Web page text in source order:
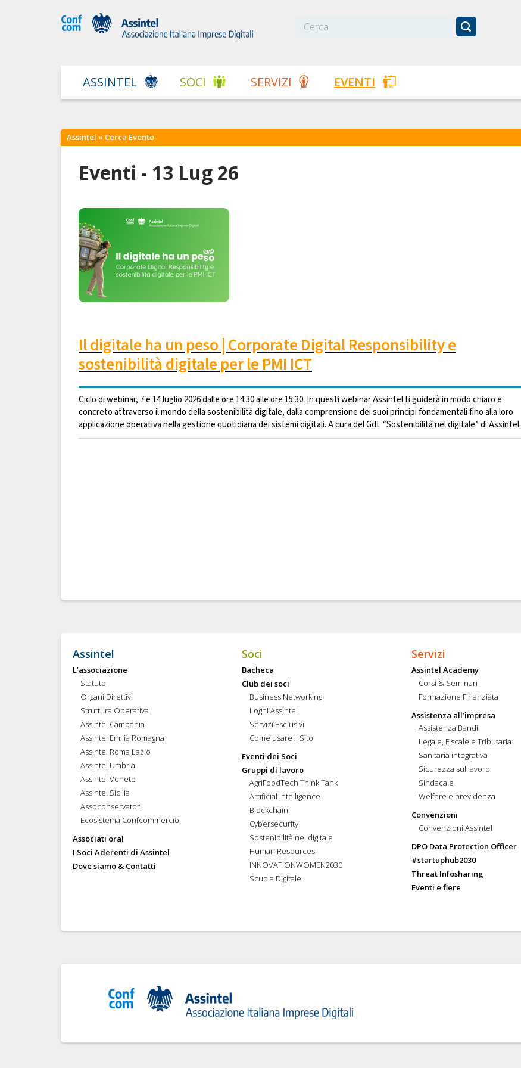
ASSINTEL SOCI SERVIZI EVENTI
Assintel » Cerca Evento
Eventi - 13 Lug 26
Il digitale ha un peso | Corporate Digital Responsibility e
sostenibilità digitale per le PMI ICT
Ciclo di webinar, 7 e 14 luglio 2026 dalle ore 14:30 alle ore 15:30. In questi webinar Assintel ti guiderà in modo chiaro e
concreto attraverso il mondo della sostenibilità digitale, dalla comprensione dei suoi principi fondamentali fino alla loro
applicazione operativa nella gestione quotidiana dei sistemi digitali. A cura del GdL “Sostenibilità nel digitale” di Assintel.
Assintel
L’associazione
Statuto
Organi Direttivi
Struttura Operativa
Assintel Campania
Assintel Emilia Romagna
Assintel Roma Lazio
Assintel Umbria
Assintel Veneto
Assintel Sicilia
Assoconservatori
Ecosistema Confcommercio
Associati ora!
I Soci Aderenti di Assintel
Dove siamo & Contatti
Soci
Bacheca
Club dei soci
Business Networking
Loghi Assintel
Servizi Esclusivi
Come usare il Sito
Eventi dei Soci
Gruppi di lavoro
AgriFoodTech Think Tank
Artificial Intelligence
Blockchain
Cybersecurity
Sostenibilità nel digitale
Human Resources
INNOVATIONWOMEN2030
Scuola Digitale
Servizi
Assintel Academy
Corsi & Seminari
Formazione Finanziata
Assistenza all’impresa
Assistenza Bandi
Legale, Fiscale e Tributaria
Sanitaria integrativa
Sicurezza sul lavoro
Sindacale
Welfare e previdenza
Convenzioni
Convenzioni Assintel
DPO Data Protection Officer
#startuphub2030
Threat Infosharing
Eventi e fiere